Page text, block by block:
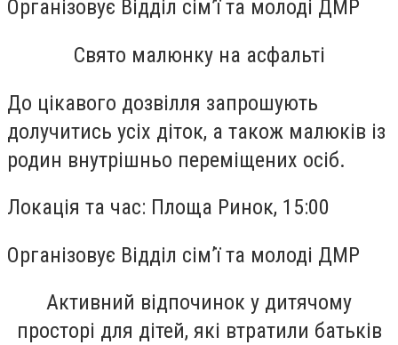
Організовує Відділ сім’ї та молоді ДМР
Свято малюнку на асфальті
До цікавого дозвілля запрошують
долучитись усіх діток, а також малюків із
родин внутрішньо переміщених осіб.
Локація та час: Площа Ринок, 15:00
Організовує Відділ сім’ї та молоді ДМР
Активний відпочинок у дитячому
просторі для дітей, які втратили батьків